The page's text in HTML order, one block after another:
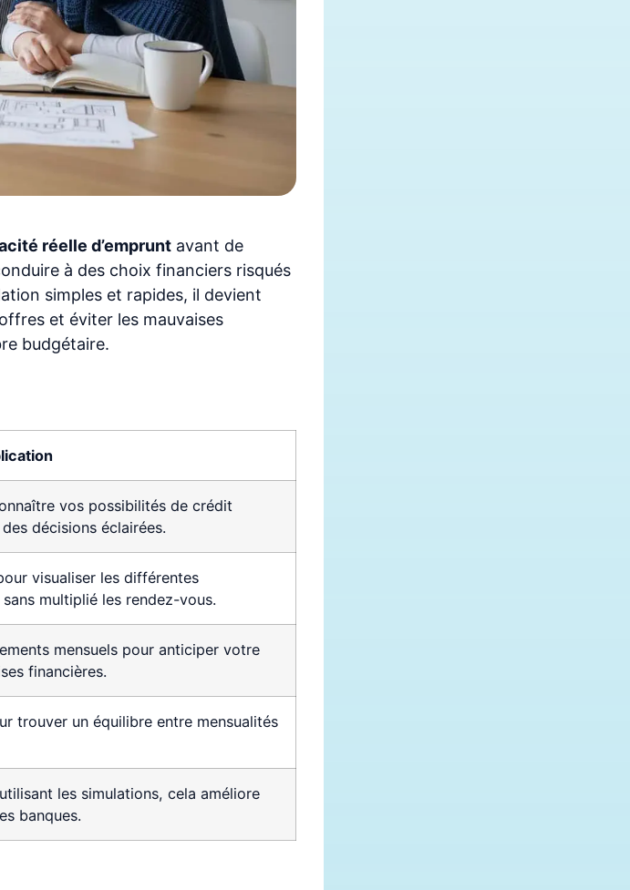
réelle d’emprunt avant de
à des choix financiers risqués
simples et rapides, il devient
et éviter les mauvaises
budgétaire.
vos possibilités de crédit
décisions éclairées.
visualiser les différentes
multiplié les rendez-vous.
mensuels pour anticiper votre
financières.
trouver un équilibre entre mensualités
les simulations, cela améliore
banques.